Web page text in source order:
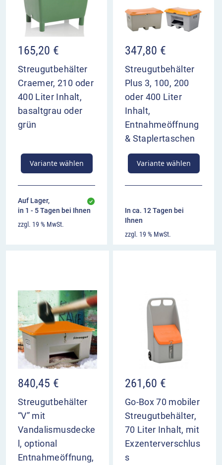
165,20 €
Streugutbehälter
Craemer, 210 oder
400 Liter Inhalt,
basaltgrau oder
grün
Variante wählen
Auf Lager,
in 1 - 5 Tagen bei Ihnen
zzgl. 19 % MwSt.
347,80 €
Streugutbehälter
Plus 3, 100, 200
oder 400 Liter
Inhalt,
Entnahmeöffnung
& Staplertaschen
Variante wählen
In ca. 12 Tagen bei
Ihnen
zzgl. 19 % MwSt.
840,45 €
Streugutbehälter
“V” mit
Vandalismusdecke
l, optional
Entnahmeöffnung,
261,60 €
Go-Box 70 mobiler
Streugutbehälter,
70 Liter Inhalt, mit
Exzenterverschlus
s